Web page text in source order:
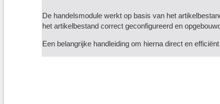
De handelsmodule werkt op basis van het
het artikelbestand correct geconfigureerd en
Een belangrijke handleiding om hierna direct en